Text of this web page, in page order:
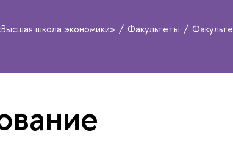
школа экономики» Факультеты